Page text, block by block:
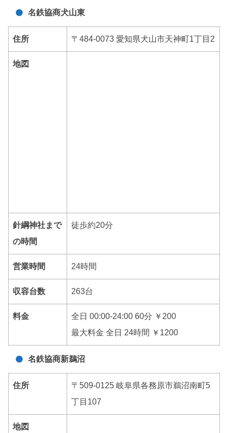
名鉄協商犬山東
住所 〒484-0073 愛知県犬山市天神町1丁目2
地図
針綱神社まで
の時間
徒歩約20分
営業時間 24時間
収容台数 263台
料金
全日 00:00-24:00 60分 ￥200
最大料金 全日 24時間 ￥1200
名鉄協商新鵜沼
住所
〒509-0125 岐阜県各務原市鵜沼南町5
丁目107
地図